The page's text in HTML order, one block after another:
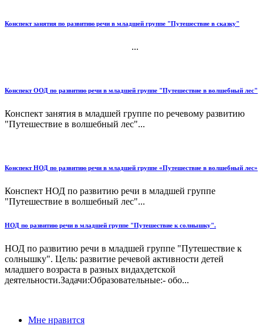
Конспект занятия по развитию речи в младшей группе "Путешествие в сказку"
...
Конспект ООД по развитию речи в младшей группе "Путешествие в волшебный лес"
Конспект занятия в младшей группе по речевому развитию
"Путешествие в волшебный лес"...
Конспект НОД по развитию речи в младшей группе «Путешествие в волшебный лес»
Конспект НОД по развитию речи в младшей группе
"Путешествие в волшебный лес"...
НОД по развитию речи в младшей группе "Путешествие к солнышку".
НОД по развитию речи в младшей группе "Путешествие к
солнышку". Цель: развитие речевой активности детей
младшего возраста в разных видахдетской
деятельности.Задачи:Образовательные:- обо...
Мне нравится